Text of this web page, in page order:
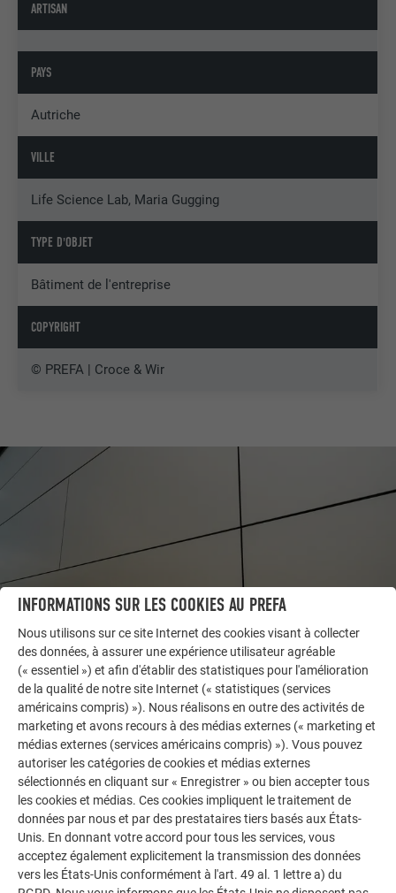
ARTISAN
PAYS
Autriche
VILLE
Life Science Lab, Maria Gugging
TYPE D'OBJET
Bâtiment de l'entreprise
COPYRIGHT
© PREFA | Croce & Wir
LAISSEZ-VOUS INSPIRER
AUTRES BÂTIMENTS
La galerie de références PREFA démontre la
polyvalence de l’aluminium. Découvrez d’autres projets
impressionnants avec les solutions en aluminium
durables de PREFA pour toitures, systèmes solaires et
façades.
VOIR DAVANTAGE DE RÉFÉRENCES
INFORMATIONS SUR LES COOKIES AU PREFA
Nous utilisons sur ce site Internet des cookies visant à collecter
des données, à assurer une expérience utilisateur agréable
(« essentiel ») et afin d'établir des statistiques pour l'amélioration
de la qualité de notre site Internet (« statistiques (services
américains compris) »). Nous réalisons en outre des activités de
marketing et avons recours à des médias externes (« marketing et
médias externes (services américains compris) »). Vous pouvez
autoriser les catégories de cookies et médias externes
sélectionnés en cliquant sur « Enregistrer » ou bien accepter tous
les cookies et médias. Ces cookies impliquent le traitement de
données par nous et par des prestataires tiers basés aux États-
Unis. En donnant votre accord pour tous les services, vous
acceptez également explicitement la transmission des données
vers les États-Unis conformément à l'art. 49 al. 1 lettre a) du